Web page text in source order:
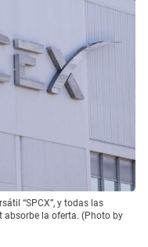
“SPCX”, y todas las
absorbe la oferta. (Photo by